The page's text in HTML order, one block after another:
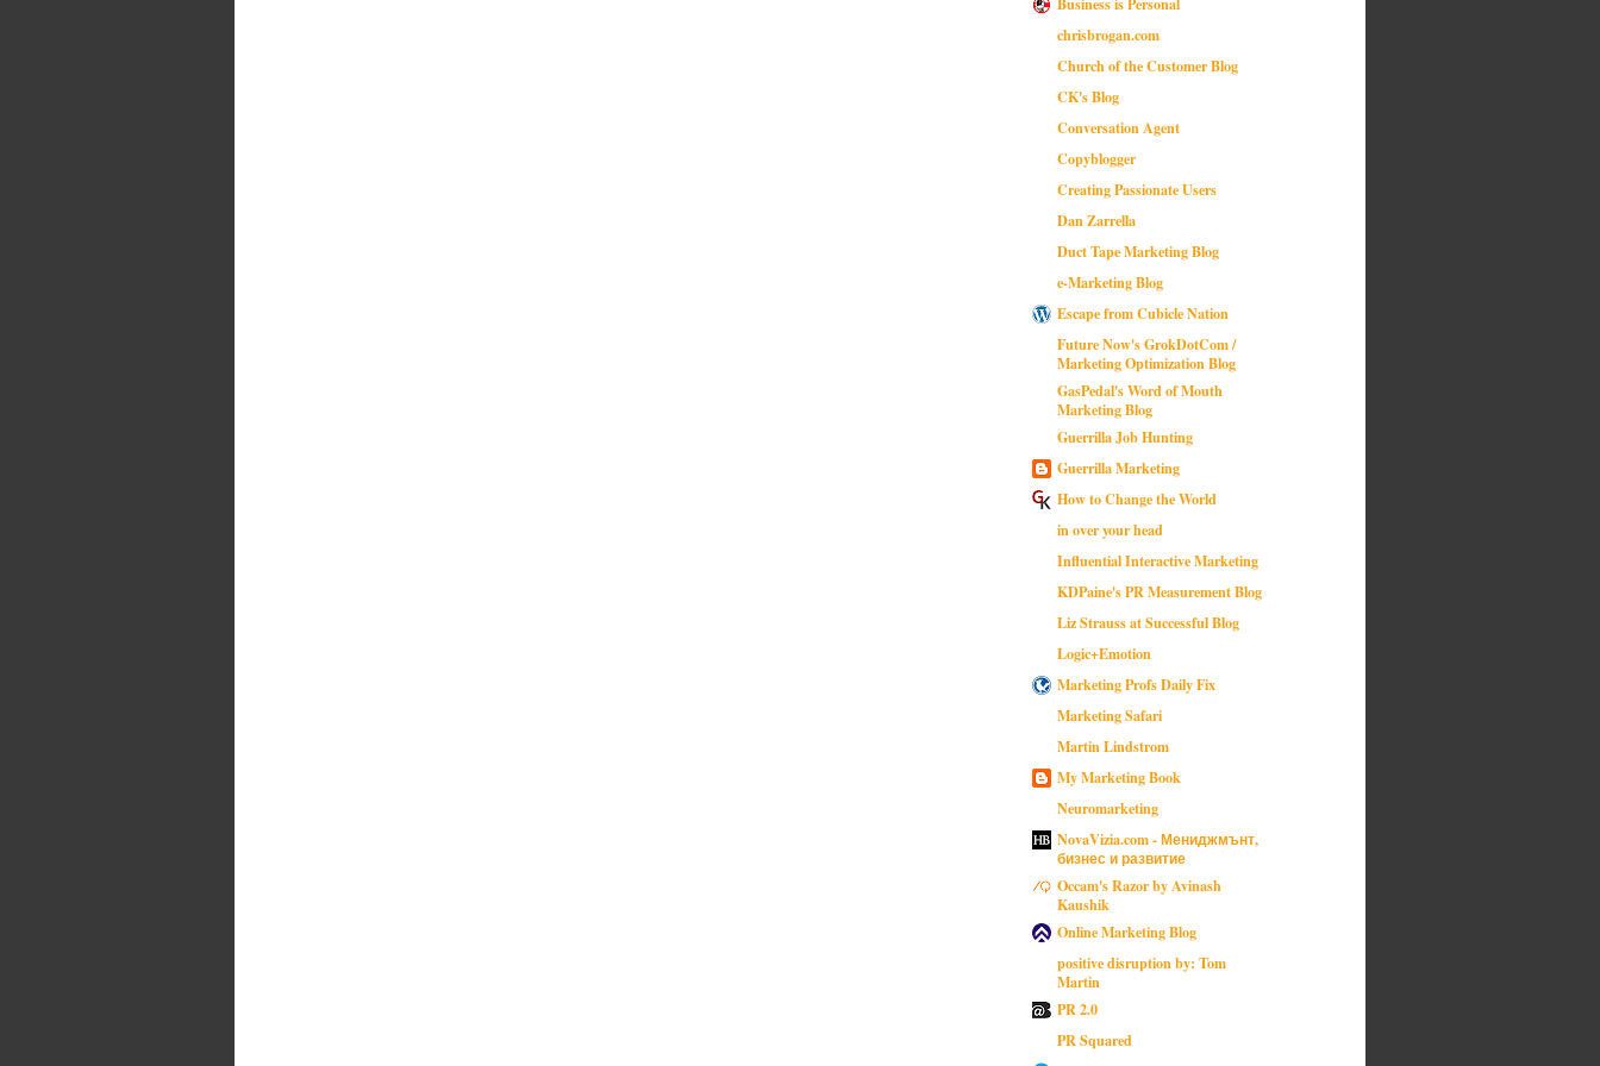
chrisbrogan.com
Church of the Customer Blog
CK's Blog
Conversation Agent
Copyblogger
Creating Passionate Users
Dan Zarrella
Duct Tape Marketing Blog
e-Marketing Blog
Escape from Cubicle Nation
Future Now's GrokDotCom /
Marketing Optimization Blog
GasPedal's Word of Mouth
Marketing Blog
Guerrilla Job Hunting
Guerrilla Marketing
How to Change the World
in over your head
Influential Interactive Marketing
KDPaine's PR Measurement Blog
Liz Strauss at Successful Blog
Logic+Emotion
Marketing Profs Daily Fix
Marketing Safari
Martin Lindstrom
My Marketing Book
Neuromarketing
NovaVizia.com - Мениджмънт,
бизнес и развитие
Occam's Razor by Avinash
Kaushik
Online Marketing Blog
positive disruption by: Tom
Martin
PR 2.0
PR Squared